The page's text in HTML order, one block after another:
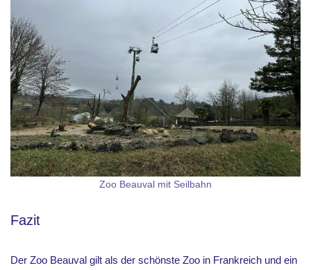
Zoo Beauval mit Seilbahn
Fazit
Der Zoo Beauval gilt als der schönste Zoo in Frankreich und ein